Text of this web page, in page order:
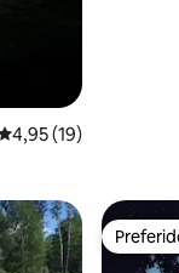
de uma
4,95 (19)
hóspedes